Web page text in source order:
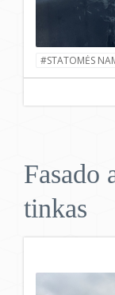
#STATOMĖS
Fasado
tinkas